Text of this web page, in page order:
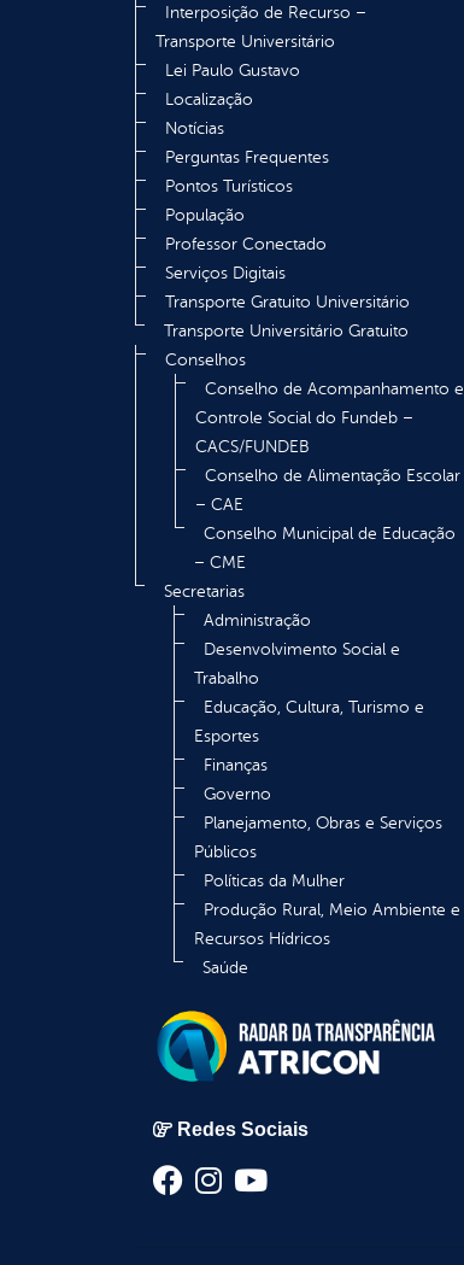
Interposição de Recurso –
Transporte Universitário
Lei Paulo Gustavo
Localização
Notícias
Perguntas Frequentes
Pontos Turísticos
População
Professor Conectado
Serviços Digitais
Transporte Gratuito Universitário
Transporte Universitário Gratuito
Conselhos
Conselho de Acompanhamento e
Controle Social do Fundeb –
CACS/FUNDEB
Conselho de Alimentação Escolar
– CAE
Conselho Municipal de Educação
– CME
Secretarias
Administração
Desenvolvimento Social e
Trabalho
Educação, Cultura, Turismo e
Esportes
Finanças
Governo
Planejamento, Obras e Serviços
Públicos
Políticas da Mulher
Produção Rural, Meio Ambiente e
Recursos Hídricos
Saúde
Redes Sociais